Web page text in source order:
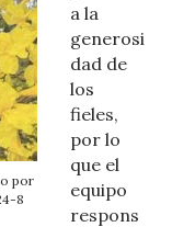
por
8
a la
generosi
dad de
los
fieles,
por lo
que el
equipo
respons